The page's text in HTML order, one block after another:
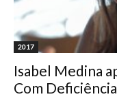
2017
Isabel Medina
Com Deficiência